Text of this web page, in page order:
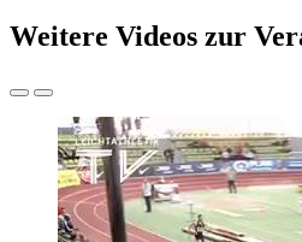
Weitere Videos zur